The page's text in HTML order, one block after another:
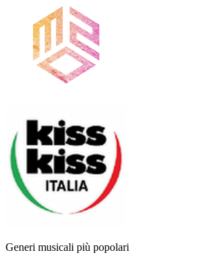
Generi musicali più popolari